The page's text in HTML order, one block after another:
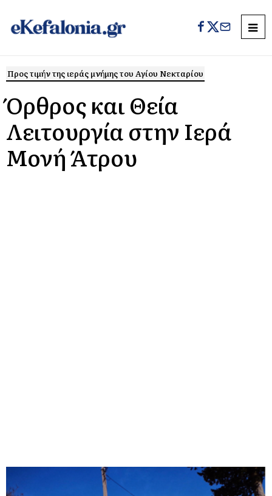
Προς τιμήν της ιεράς μνήμης του Αγίου Νεκταρίου
Όρθρος και Θεία
Λειτουργία στην Ιερά
Μονή Άτρου